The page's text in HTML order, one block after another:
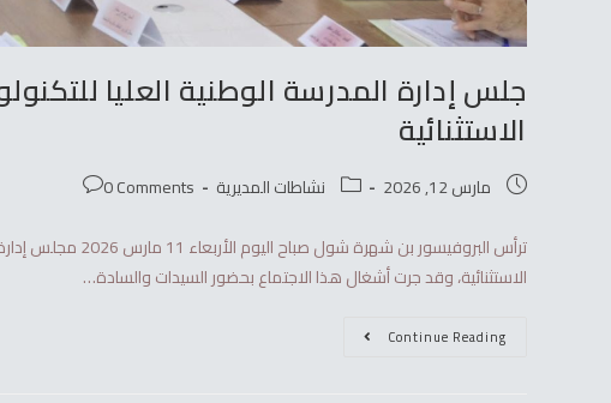
جلس إدارة المدرسة الوطنية العليا
الاستثنائية
مارس 12, 2026 نشاطات المديرية
0 Comments
ترأس البروفيسور بن
الاستثنائية، وقد جرت أشغال هذا الاجتماع بحضور السيدات والسادة…
Continue Reading